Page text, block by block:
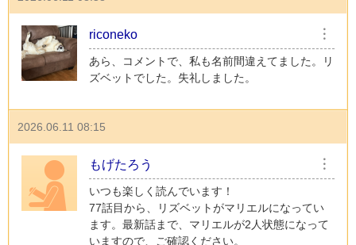
riconeko ︙
あら、コメントで、私も名前間違えてました。リ
ズベットでした。失礼しました。
2026.06.11 08:15
もげたろう ︙
いつも楽しく読んでいます！
77話目から、リズベットがマリエルになってい
ます。最新話まで、マリエルが2人状態になって
いますので、ご確認ください。